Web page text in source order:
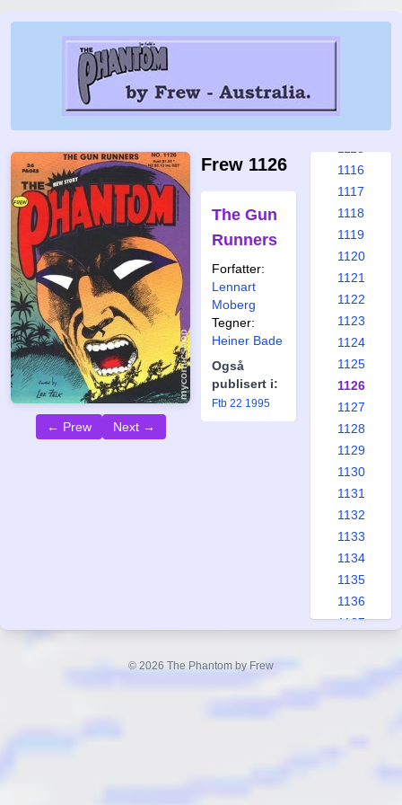
← Prew Next →
Frew 1126
The Gun
Runners
Forfatter:
Lennart
Moberg
Tegner:
Heiner Bade
Også
publisert i:
Ftb 22 1995
1109
1110
1116
1117
1118
1119
1120
1121
1122
1123
1124
1125
1126
1127
1128
1129
1130
1131
1132
1133
1134
1135
1136
1137
© 2026 The Phantom by Frew